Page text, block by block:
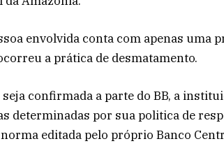
envolvida conta com apenas uma
a prática de desmatamento.
seja confirmada a parte do BB, a
determinadas por sua politica de
editada pelo próprio Banco